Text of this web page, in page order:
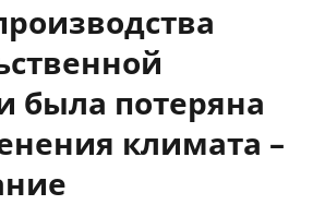
была потеряна
климата –